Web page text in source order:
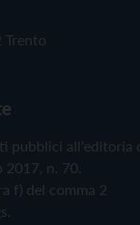
Trento
pubblici all'editoria
2017, n. 70.
f) del comma 2